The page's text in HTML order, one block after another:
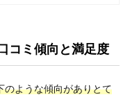
コミ傾向と満足度
のような傾向がありとて